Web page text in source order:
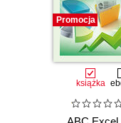
Promocja
książka